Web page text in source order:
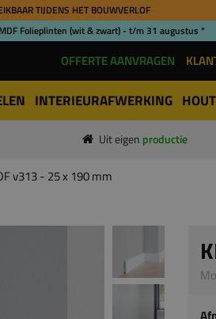
TIJDENS HET BOUWVERLOF
Folieplinten (wit & zwart) - t/m 31 augustus *
OFFERTE AANVRAGEN
INTERIEURAFWERKING
Uit eigen productie
v313 - 25 x 190 mm